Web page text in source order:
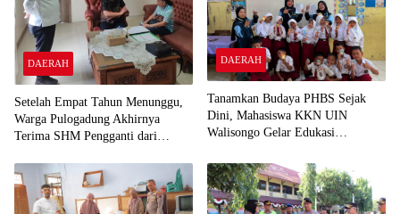
DAERAH
Setelah Empat Tahun Menunggu,
Warga Pulogadung Akhirnya
Terima SHM Pengganti dari
DAERAH
Tanamkan Budaya PHBS Sejak
Dini, Mahasiswa KKN UIN
Walisongo Gelar Edukasi
Pamriyan